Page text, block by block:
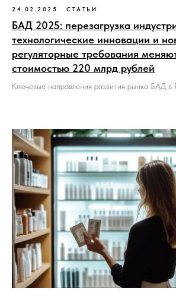
24.02.2025 СТАТЬИ
БАД 2025: перезагрузка
технологические инновации и
регуляторные требования
стоимостью 220 млрд рублей
Ключевые направления развития рынка БАД в